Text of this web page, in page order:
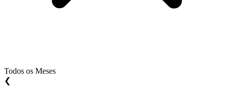
Todos os Meses
❮